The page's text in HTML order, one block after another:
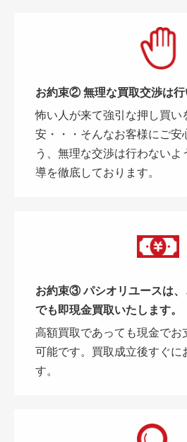
お約束② 無理な買取交渉は行
怖い人が来て強引な押し買い
安・・・そんなお客様にご安
う、無理な交渉は行わないよ
導を徹底しております。
お約束③ パシオリユースは
でも即現金買取いたします。
高額買取であっても現金でお
可能です。買取成立後すぐに
す。